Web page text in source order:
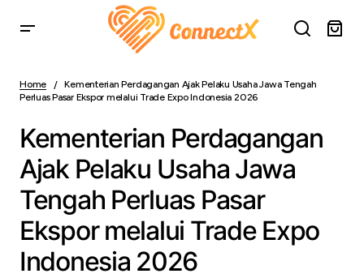
Tengah Perluas Pasar Ekspor melalui Trade Expo
Indonesia 2026
Home
Kementerian Perdagangan Ajak Pelaku Usaha Jawa Tengah
Perluas Pasar Ekspor melalui Trade Expo Indonesia 2026
Kementerian Perdagangan
Ajak Pelaku Usaha Jawa
Tengah Perluas Pasar
Ekspor melalui Trade Expo
Indonesia 2026